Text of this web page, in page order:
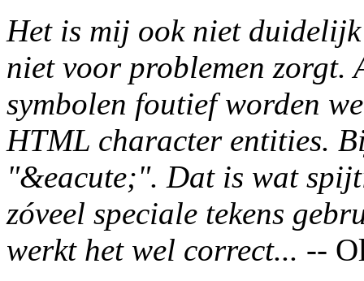
Het is mij ook niet duidelijk
niet voor problemen zorgt.
symbolen foutief worden
HTML character entities.
"&eacute;". Dat is wat
zóveel speciale tekens
werkt het wel correct... --